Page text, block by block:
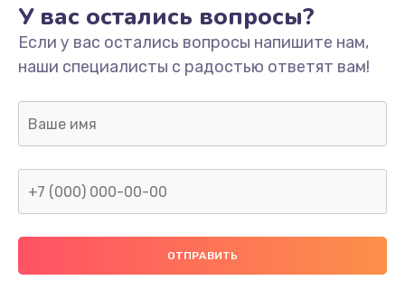
У вас остались вопросы?
Если у вас остались вопросы напишите нам,
наши специалисты с радостью ответят вам!